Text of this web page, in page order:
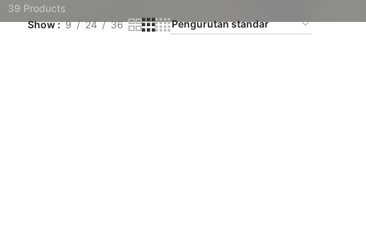
39 Products
Show 9 24 36